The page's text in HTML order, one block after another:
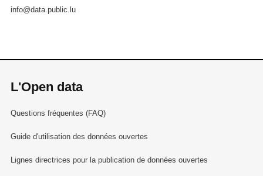
info@data.public.lu
L'Open data
Questions fréquentes (FAQ)
Guide d'utilisation des données ouvertes
Lignes directrices pour la publication de données ouvertes